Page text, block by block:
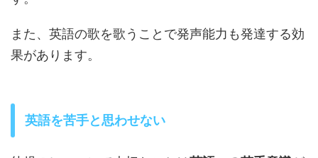
また、英語の歌を歌うことで発声能力も発達する効
果があります。
英語を苦手と思わせない